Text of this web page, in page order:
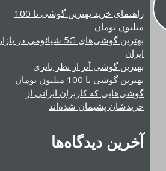
راهنمای خرید بهترین گوشی تا 100
میلیون تومان
بهترین گوشی‌های 5G شیائومی در بازار
ایران
بهترین گوشی آنر از نظر باتری
بهترین گوشی تا 100 میلیون تومان
گوشی‌هایی که کاربران ایرانی از
خریدشان پشیمان شده‌اند
آخرین دیدگاه‌ها